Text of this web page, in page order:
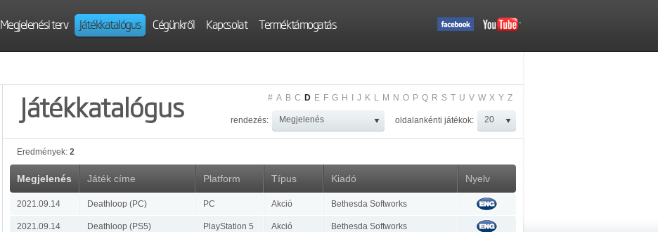
Megjelenési terv Játékkatalógus Cégünkről Kapcsolat Terméktámogatás
Játékkatalógus # A B C D E F G H J K L M N O P Q R S T U V W X Y Z
rendezés: oldalankénti játékok:
Eredmények: 2
Megjelenés Játék címe Platform Típus Kiadó Nyelv
2021.09.14 Deathloop (PC) PC Akció Bethesda Softworks
2021.09.14 Deathloop (PS5) PlayStation 5 Akció Bethesda Softworks